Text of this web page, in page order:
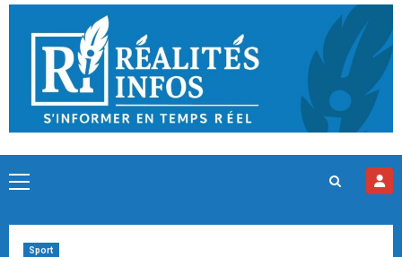
Skip
content
Primary
Sport